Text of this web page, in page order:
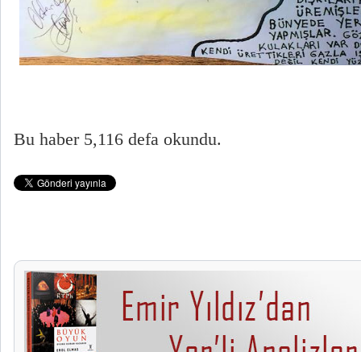
Bu haber 5,116 defa okundu.